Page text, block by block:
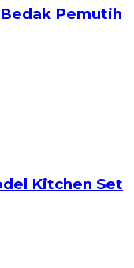
Pemutih
Kitchen Set